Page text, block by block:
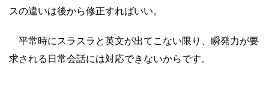
スの違いは後から修正すればいい。
平常時にスラスラと英文が出てこない限り、瞬発力が要
求される日常会話には対応できないからです。